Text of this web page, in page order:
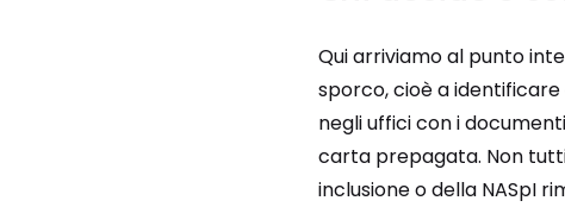
Qui arriviamo al punto
sporco, cioè a
negli uffici con i
carta prepagata. Non
inclusione o della NASpI